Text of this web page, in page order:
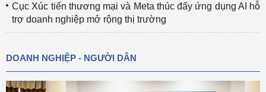
Cục Xúc tiến thương mại và Meta thúc đẩy ứng dụng AI hỗ
trợ doanh nghiệp mở rộng thị trường
DOANH NGHIỆP - NGƯỜI DÂN